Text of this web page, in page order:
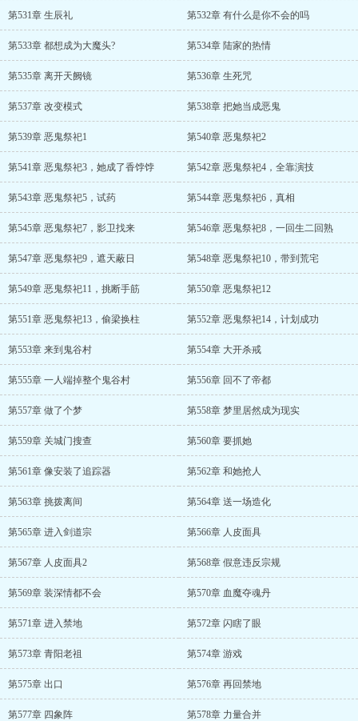
第531章 生辰礼 第532章 有什么是你不会的吗
第533章 都想成为大魔头? 第534章 陆家的热情
第535章 离开天阙镜 第536章 生死咒
第537章 改变模式 第538章 把她当成恶鬼
第539章 恶鬼祭祀1 第540章 恶鬼祭祀2
第541章 恶鬼祭祀3，她成了香饽饽 第542章 恶鬼祭祀4，全靠演技
第543章 恶鬼祭祀5，试药 第544章 恶鬼祭祀6，真相
第545章 恶鬼祭祀7，影卫找来 第546章 恶鬼祭祀8，一回生二回熟
第547章 恶鬼祭祀9，遮天蔽日 第548章 恶鬼祭祀10，带到荒宅
第549章 恶鬼祭祀11，挑断手筋 第550章 恶鬼祭祀12
第551章 恶鬼祭祀13，偷梁换柱 第552章 恶鬼祭祀14，计划成功
第553章 来到鬼谷村 第554章 大开杀戒
第555章 一人端掉整个鬼谷村 第556章 回不了帝都
第557章 做了个梦 第558章 梦里居然成为现实
第559章 关城门搜查 第560章 要抓她
第561章 像安装了追踪器 第562章 和她抢人
第563章 挑拨离间 第564章 送一场造化
第565章 进入剑道宗 第566章 人皮面具
第567章 人皮面具2 第568章 假意违反宗规
第569章 装深情都不会 第570章 血魔夺魂丹
第571章 进入禁地 第572章 闪瞎了眼
第573章 青阳老祖 第574章 游戏
第575章 出口 第576章 再回禁地
第577章 四象阵 第578章 力量合并